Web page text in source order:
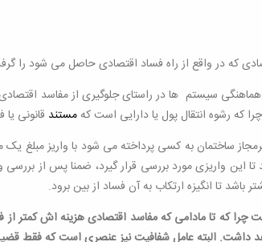
که در واقع از راه فساد اقتصادی حاصل می شود را
سیستم ها در راستای جلوگیری از مفاسد
که رشوه انتقال پول یا دارایی است که مستند قانونی
ساختمان به کسی پرداخته می شود با واریز
تا این واریزی مورد بررسی قرار گیرد، ضمنا پس از
تا انگیزه ارتکاب به آن فساد از بین برود.
چرا که تا مادامی که مفاسد اقتصادی هزینه اش کمتر
داشت. البته عامل شفافیت نیز عنصری است که فقط